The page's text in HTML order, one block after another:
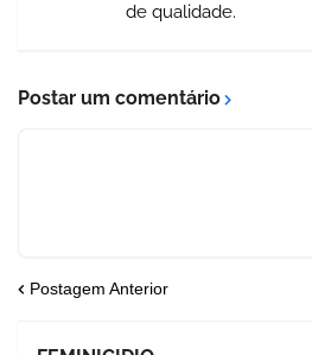
de qualidade.
Postar um comentário
Postagem Anterior